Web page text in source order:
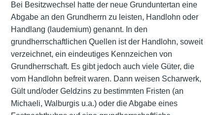
Bei Besitzwechsel hatte der neue Grunduntertan eine
Abgabe an den Grundherrn zu leisten, Handlohn oder
Handlang (laudemium) genannt. In den
grundherrschaftlichen Quellen ist der Handlohn, soweit
verzeichnet, ein eindeutiges Kennzeichen von
Grundherrschaft. Es gibt jedoch auch viele Güter, die
vom Handlohn befreit waren. Dann weisen Scharwerk,
Gült und/oder Geldzins zu bestimmten Fristen (an
Michaeli, Walburgis u.a.) oder die Abgabe eines